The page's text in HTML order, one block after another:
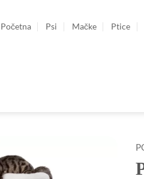
Početna Psi Mačke Ptice